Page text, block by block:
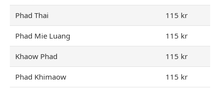
Phad Thai 115 kr
Phad Mie Luang 115 kr
Khaow Phad 115 kr
Phad Khimaow 115 kr